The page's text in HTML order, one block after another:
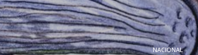
NACIONAL